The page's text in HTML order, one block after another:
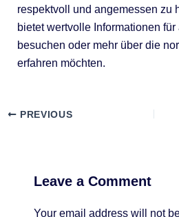
respektvoll und angemessen zu
bietet wertvolle Informationen
besuchen oder mehr über die
erfahren möchten.
PREVIOUS
Leave a Comment
Your email address will not